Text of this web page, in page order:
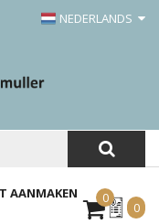
NEDERLANDS
AANMAKEN
0Mijn
0